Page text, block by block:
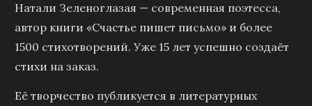
Натали Зеленоглазая — современная поэтесса,
автор книги «Счастье пишет письмо» и более
1500 стихотворений. Уже 15 лет успешно создаёт
стихи на заказ.
Её творчество публикуется в литературных